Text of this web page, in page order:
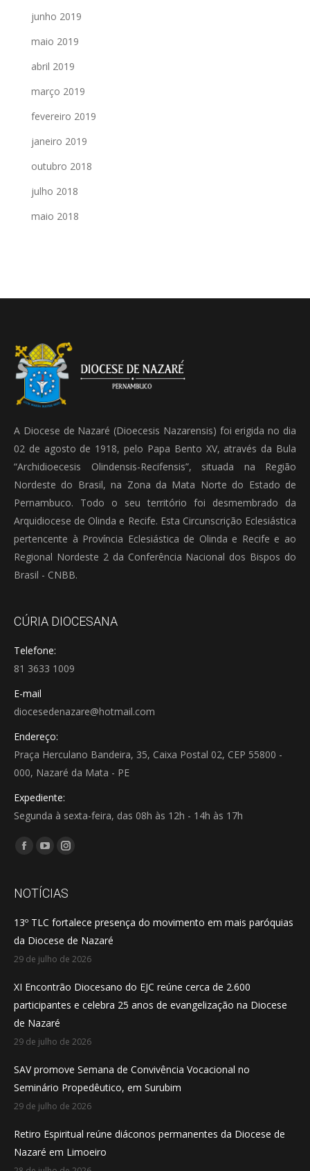
junho 2019
maio 2019
abril 2019
março 2019
fevereiro 2019
janeiro 2019
outubro 2018
julho 2018
maio 2018
A Diocese de Nazaré (Dioecesis Nazarensis) foi erigida no dia
02 de agosto de 1918, pelo Papa Bento XV, através da Bula
“Archidioecesis Olindensis-Recifensis”, situada na Região
Nordeste do Brasil, na Zona da Mata Norte do Estado de
Pernambuco. Todo o seu território foi desmembrado da
Arquidiocese de Olinda e Recife. Esta Circunscrição Eclesiástica
pertencente à Província Eclesiástica de Olinda e Recife e ao
Regional Nordeste 2 da Conferência Nacional dos Bispos do
Brasil - CNBB.
CÚRIA DIOCESANA
Telefone:
81 3633 1009
E-mail
diocesedenazare@hotmail.com
Endereço:
Praça Herculano Bandeira, 35, Caixa Postal 02, CEP 55800 -
000, Nazaré da Mata - PE
Expediente:
Segunda à sexta-feira, das 08h às 12h - 14h às 17h
Encontre-nos em:
Facebook
opens
new
window
YouTube
opens
new
window
Instagram
opens
new
window
NOTÍCIAS
13º TLC fortalece presença do movimento em mais paróquias
da Diocese de Nazaré
29 de julho de 2026
XI Encontrão Diocesano do EJC reúne cerca de 2.600
participantes e celebra 25 anos de evangelização na Diocese
de Nazaré
29 de julho de 2026
SAV promove Semana de Convivência Vocacional no
Seminário Propedêutico, em Surubim
29 de julho de 2026
Retiro Espiritual reúne diáconos permanentes da Diocese de
Nazaré em Limoeiro